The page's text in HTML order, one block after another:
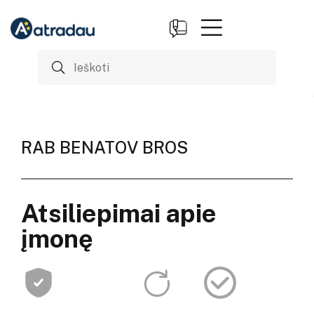
RAB BENATOV BROS
Atsiliepimai apie
įmonę